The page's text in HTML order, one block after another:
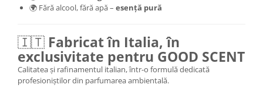
🌍 Fără alcool, fără apă – esență pură
🇮🇹 Fabricat în Italia, în
exclusivitate pentru GOOD SCENT
Calitatea și rafinamentul italian, într-o formulă dedicată
profesioniștilor din parfumarea ambientală.